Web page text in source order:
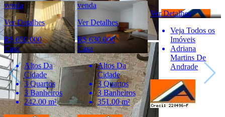
venda
Ver Detalhes
R$ 650.000
Casa
Altos Da
Cidade
3 Quartos
3 Banheiros
242.00 m²
venda
Ver Detalhes
R$ 630.000
Casa
Altos Da
Cidade
3 Quartos
3 Banheiros
351.00 m²
Ver Detalhes
Veja Todos os
Imóveis
Adriana
Martins De
Andrade